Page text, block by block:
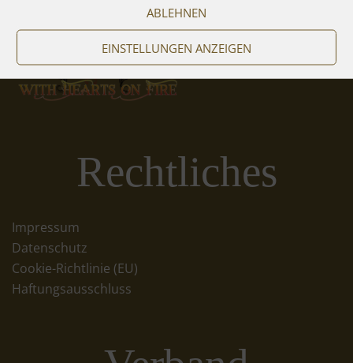
ABLEHNEN
EINSTELLUNGEN ANZEIGEN
Rechtliches
Impressum
Datenschutz
Cookie-Richtlinie (EU)
Haftungsausschluss